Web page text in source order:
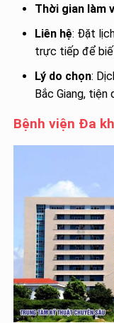
Thời gian làm
Liên hệ: Đặt
trực tiếp để
Lý do chọn:
Bắc Giang, tiện
Bệnh viện Đa